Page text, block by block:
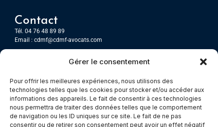
Gérer le consentement
Pour offrir les meilleures expériences, nous utilisons des
technologies telles que les cookies pour stocker et/ou accéder aux
informations des appareils. Le fait de consentir à ces technologies
nous permettra de traiter des données telles que le comportement
de navigation ou les ID uniques sur ce site. Le fait de ne pas
consentir ou de retirer son consentement peut avoir un effet négatif
Contact
Tél. 04 76 48 89 89
Email : cdmf@cdmf-avocats.com
7 Place Firmin Gautier
CS 80476
38016 GRENOBLE, Cedex 1
Chambery